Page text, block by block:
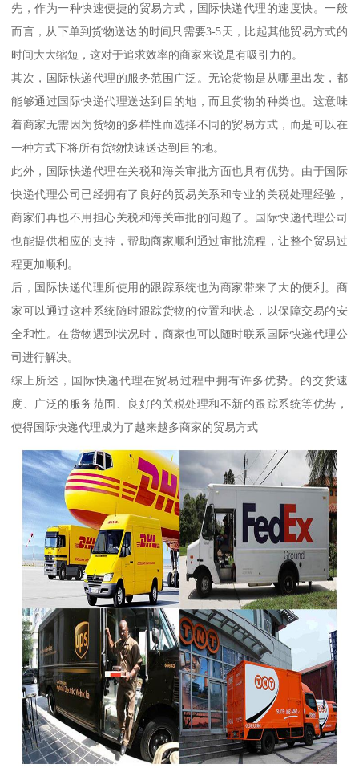
先，作为一种快速便捷的贸易方式，国际快递代理的速度快。一般
而言，从下单到货物送达的时间只需要3-5天，比起其他贸易方式的
时间大大缩短，这对于追求效率的商家来说是有吸引力的。
其次，国际快递代理的服务范围广泛。无论货物是从哪里出发，都
能够通过国际快递代理送达到目的地，而且货物的种类也。这意味
着商家无需因为货物的多样性而选择不同的贸易方式，而是可以在
一种方式下将所有货物快速送达到目的地。
此外，国际快递代理在关税和海关审批方面也具有优势。由于国际
快递代理公司已经拥有了良好的贸易关系和专业的关税处理经验，
商家们再也不用担心关税和海关审批的问题了。国际快递代理公司
也能提供相应的支持，帮助商家顺利通过审批流程，让整个贸易过
程更加顺利。
后，国际快递代理所使用的跟踪系统也为商家带来了大的便利。商
家可以通过这种系统随时跟踪货物的位置和状态，以保障交易的安
全和性。在货物遇到状况时，商家也可以随时联系国际快递代理公
司进行解决。
综上所述，国际快递代理在贸易过程中拥有许多优势。的交货速
度、广泛的服务范围、良好的关税处理和不新的跟踪系统等优势，
使得国际快递代理成为了越来越多商家的贸易方式